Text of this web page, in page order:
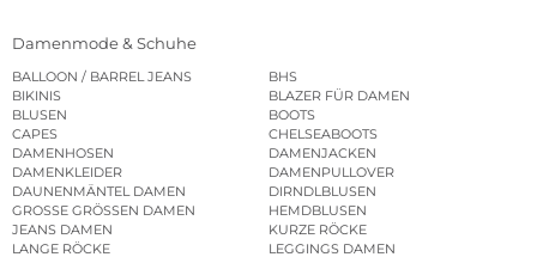
Damenmode & Schuhe
BALLOON / BARREL JEANS
BHS
BIKINIS
BLAZER FÜR DAMEN
BLUSEN
BOOTS
CAPES
CHELSEABOOTS
DAMENHOSEN
DAMENJACKEN
DAMENKLEIDER
DAMENPULLOVER
DAUNENMÄNTEL DAMEN
DIRNDLBLUSEN
GROSSE GRÖSSEN DAMEN
HEMDBLUSEN
JEANS DAMEN
KURZE RÖCKE
LANGE RÖCKE
LEGGINGS DAMEN